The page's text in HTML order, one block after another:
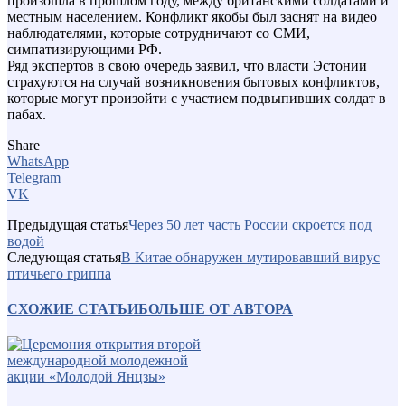
местным населением. Конфликт якобы был заснят на видео
наблюдателями, которые сотрудничают со СМИ,
симпатизирующими РФ.
Ряд экспертов в свою очередь заявил, что власти Эстонии
страхуются на случай возникновения бытовых конфликтов,
которые могут произойти с участием подвыпивших солдат в
пабах.
Share
WhatsApp
Telegram
VK
Предыдущая статьяЧерез 50 лет часть России скроется под
водой
Следующая статьяВ Китае обнаружен мутировавший вирус
птичьего гриппа
СХОЖИЕ СТАТЬИБОЛЬШЕ ОТ АВТОРА